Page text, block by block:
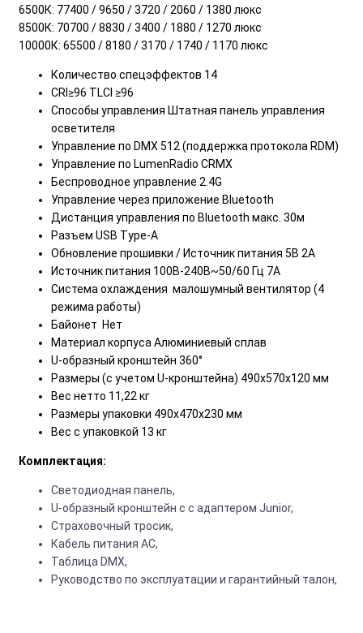
6500К: 77400 / 9650 / 3720 / 2060 / 1380 люкс
8500К: 70700 / 8830 / 3400 / 1880 / 1270 люкс
10000К: 65500 / 8180 / 3170 / 1740 / 1170 люкс
Количество спецэффектов 14
CRI≥96 TLCI ≥96
Способы управления Штатная панель управления
осветителя
Управление по DMX 512 (поддержка протокола RDM)
Управление по LumenRadio CRMX
Беспроводное управление 2.4G
Управление через приложение Bluetooth
Дистанция управления по Bluetooth макс. 30м
Разъем USB Type-A
Обновление прошивки / Источник питания 5В 2А
Источник питания 100В-240В~50/60 Гц 7А
Система охлаждения малошумный вентилятор (4
режима работы)
Байонет Нет
Материал корпуса Алюминиевый сплав
U-образный кронштейн 360°
Размеры (с учетом U-кронштейна) 490х570х120 мм
Вес нетто 11,22 кг
Размеры упаковки 490х470х230 мм
Вес с упаковкой 13 кг
Комплектация:
Светодиодная панель,
U-образный кронштейн c с адаптером Junior,
Страховочный тросик,
Кабель питания АС,
Таблица DMX,
Руководство по эксплуатации и гарантийный талон,